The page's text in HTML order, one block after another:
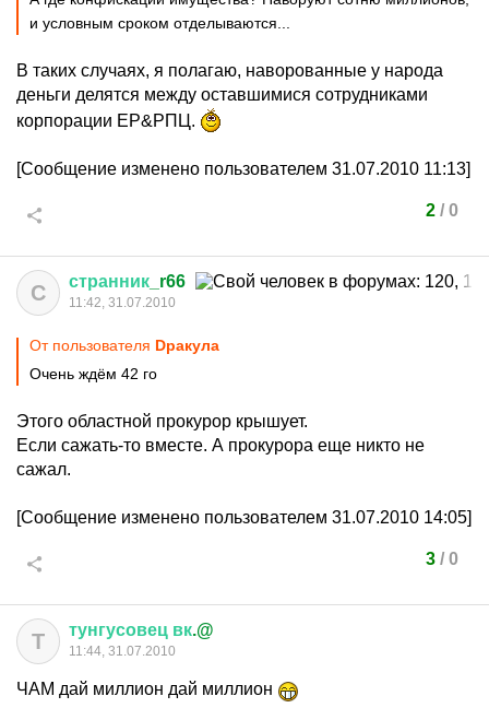
и условным сроком отделываются...
В таких случаях, я полагаю, наворованные у народа
деньги делятся между оставшимися сотрудниками
корпорации ЕР&РПЦ.
[Сообщение изменено пользователем 31.07.2010 11:13]
2/ 0
С странник _r66
11:42, 31.07.2010
От пользователя Dракула
Очень ждём 42 го
Этого областной прокурор крышует.
Если сажать-то вместе. А прокурора еще никто не
сажал.
[Сообщение изменено пользователем 31.07.2010 14:05]
3/ 0
Т тунгусовец вк.@
11:44, 31.07.2010
ЧАМ дай миллион дай миллион